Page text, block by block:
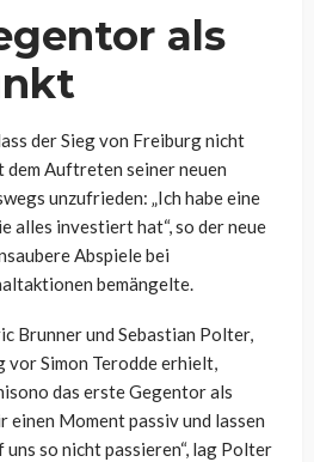
als
der Sieg von Freiburg nicht
dem Auftreten seiner neuen
unzufrieden: „Ich habe eine
alles investiert hat“, so der neue
Abspiele bei
bemängelte.
Brunner und Sebastian Polter,
vor Simon Terodde erhielt,
das erste Gegentor als
einen Moment passiv und lassen
so nicht passieren“, lag Polter